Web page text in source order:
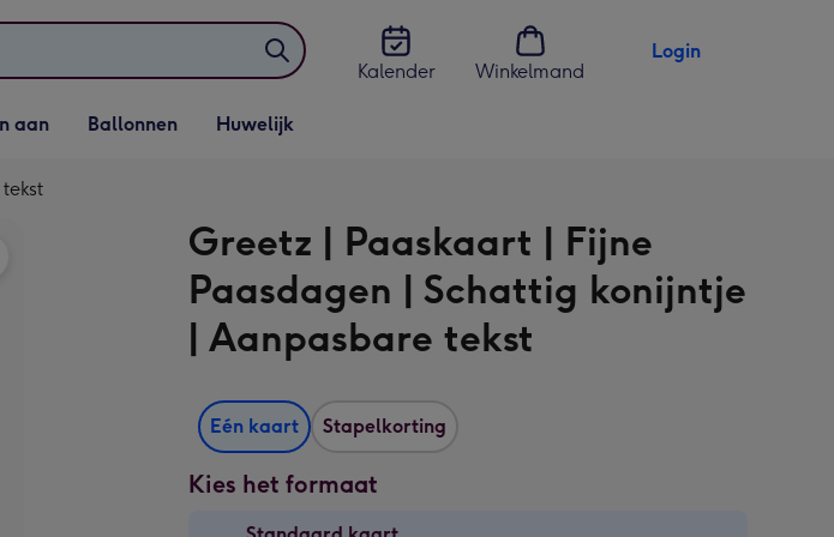
Kalender
Winkelmand
Login
openen
aan
Vervolgkeuzelijst
Ballonnen openen
Ballonnen
Vervolgkeuzelijst
Huwelijk openen
Huwelijk
Greetz | Paaskaart | Fijne
Paasdagen | Schattig konijntje
| Aanpasbare tekst
Eén kaart Stapelkorting
Kies het formaat